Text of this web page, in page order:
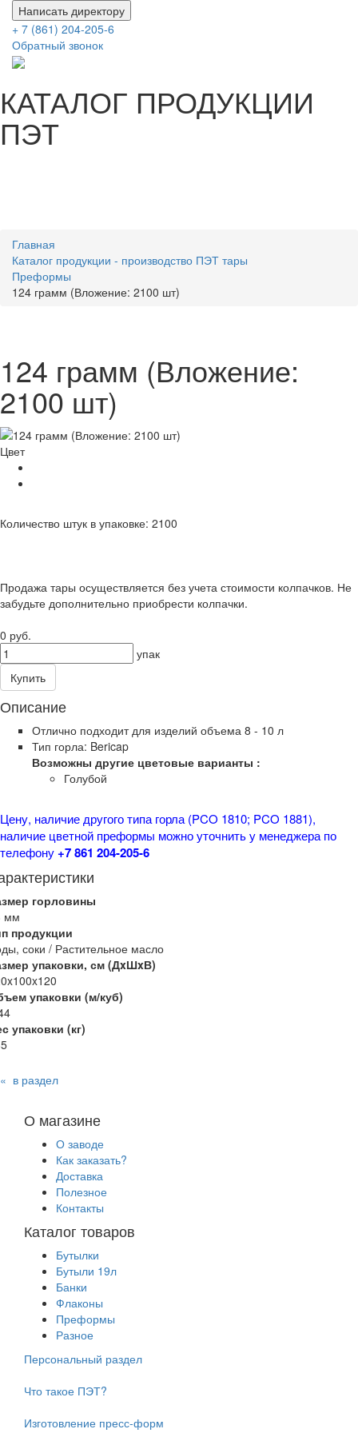
Написать директору
+ 7 (861) 204-205-6
Обратный звонок
КАТАЛОГ ПРОДУКЦИИ
ПЭТ
Главная
Каталог продукции - производство ПЭТ тары
Преформы
124 грамм (Вложение: 2100 шт)
124 грамм (Вложение:
2100 шт)
Цвет
Количество штук в упаковке: 2100
Продажа тары осуществляется без учета стоимости колпачков. Не
забудьте дополнительно приобрести колпачки.
0 руб.
упак
Купить
Описание
Отлично подходит для изделий объема 8 - 10 л
Тип горла: Bericap
Возможны другие цветовые варианты :
Голубой
Цену, наличие другого типа горла (PCO 1810; PCO 1881),
наличие цветной преформы можно уточнить у менеджера по
телефону+7 861 204-205-6
горловины
мм
продукции
соки / Растительное масло
упаковки, см (ДxШxВ)
упаковки (м/куб)
упаковки (кг)
« в раздел
О магазине
О заводе
Как заказать?
Доставка
Полезное
Контакты
Каталог товаров
Бутылки
Бутыли 19л
Банки
Флаконы
Преформы
Разное
Персональный раздел
Что такое ПЭТ?
Изготовление пресс-форм